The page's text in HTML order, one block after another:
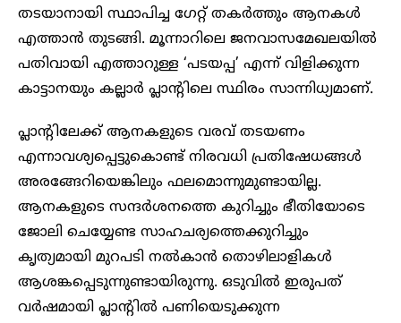
തടയാനായി സ്ഥാപിച്ച ഗേറ്റ് തകർത്തും ആനകൾ
എത്താൻ തുടങ്ങി. മൂന്നാറിലെ ജനവാസമേഖലയിൽ
പതിവായി എത്താറുള്ള ‘പടയപ്പ’ എന്ന് വിളിക്കുന്ന
കാട്ടാനയും കല്ലാർ പ്ലാന്റിലെ സ്ഥിരം സാന്നിധ്യമാണ്.
പ്ലാന്റിലേക്ക് ആനകളുടെ വരവ് തടയണം
എന്നാവശ്യപ്പെട്ടുകൊണ്ട് നിരവധി പ്രതിഷേധങ്ങൾ
അരങ്ങേറിയെങ്കിലും ഫലമൊന്നുമുണ്ടായില്ല.
ആനകളുടെ സന്ദർശനത്തെ കുറിച്ചും ഭീതിയോടെ
ജോലി ചെയ്യേണ്ട സാഹചര്യത്തെക്കുറിച്ചും
കൃത്യമായി മുറപടി നൽകാൻ തൊഴിലാളികൾ
ആശങ്കപ്പെടുന്നുണ്ടായിരുന്നു. ഒടുവിൽ ഇരുപത്
വർഷമായി പ്ലാന്റിൽ പണിയെടുക്കുന്ന